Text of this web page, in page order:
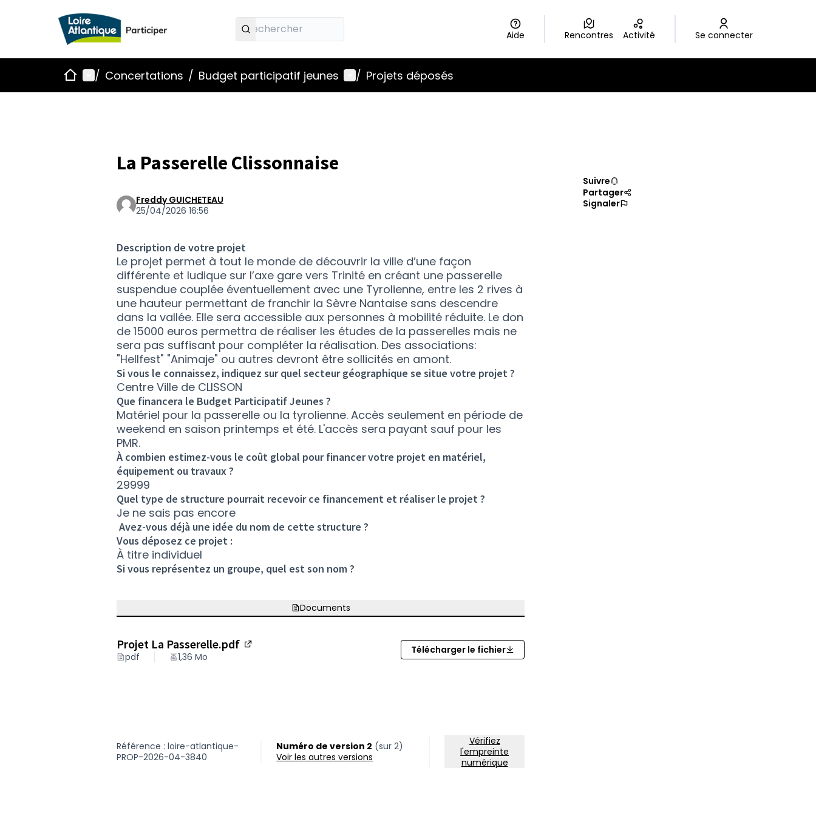
Aide Rencontres Activité Se connecter
AccueilMenu principal
/ Concertations / Budget participatif jeunes Menu utilisateur
/ Projets déposés
La Passerelle Clissonnaise
Freddy GUICHETEAU
25/04/2026 16:56
Description de votre projet
Le projet permet à tout le monde de découvrir la ville d’une façon
différente et ludique sur l’axe gare vers Trinité en créant une passerelle
suspendue couplée éventuellement avec une Tyrolienne, entre les 2 rives à
une hauteur permettant de franchir la Sèvre Nantaise sans descendre
dans la vallée. Elle sera accessible aux personnes à mobilité réduite. Le don
de 15000 euros permettra de réaliser les études de la passerelles mais ne
sera pas suffisant pour compléter la réalisation. Des associations:
"Hellfest" "Animaje" ou autres devront être sollicités en amont.
Si vous le connaissez, indiquez sur quel secteur géographique se situe votre projet ?
Centre Ville de CLISSON
Que financera le Budget Participatif Jeunes ?
Matériel pour la passerelle ou la tyrolienne. Accès seulement en période de
weekend en saison printemps et été. L'accès sera payant sauf pour les
PMR.
À combien estimez-vous le coût global pour financer votre projet en matériel,
équipement ou travaux ?
29999
Quel type de structure pourrait recevoir ce financement et réaliser le projet ?
Je ne sais pas encore
Avez-vous déjà une idée du nom de cette structure ?
Vous déposez ce projet :
À titre individuel
Si vous représentez un groupe, quel est son nom ?
Documents
Projet La Passerelle.pdf
pdf 1,36 Mo
Télécharger le fichier
Suivre
Partager
Signaler
Référence : loire-atlantique-
PROP-2026-04-3840
Numéro de version 2 (sur 2)
voir les autres versions
Vérifiez
l'empreinte
numérique